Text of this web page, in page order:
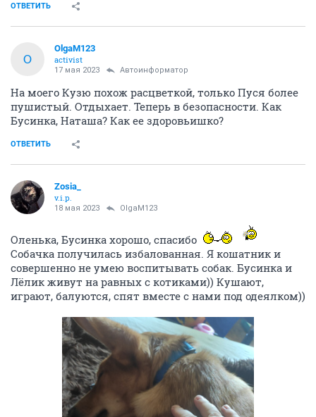
ОТВЕТИТЬ
O
OlgaM123
activist
17 мая 2023 Автоинформатор
На моего Кузю похож расцветкой, только Пуся более
пушистый. Отдыхает. Теперь в безопасности. Как
Бусинка, Наташа? Как ее здоровьишко?
ОТВЕТИТЬ
Zosia_
v.i.p.
18 мая 2023 OlgaM123
Оленька, Бусинка хорошо, спасибо
Собачка получилась избалованная. Я кошатник и
совершенно не умею воспитывать собак. Бусинка и
Лёлик живут на равных с котиками)) Кушают,
играют, балуются, спят вместе с нами под одеялком))